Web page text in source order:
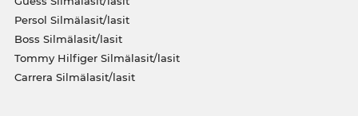
Persol Silmälasit/lasit
Boss Silmälasit/lasit
Tommy Hilfiger Silmälasit/lasit
Carrera Silmälasit/lasit